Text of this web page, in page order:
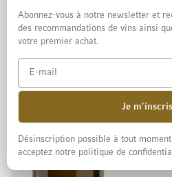
90%
Abonnez-vous à notre newsletter et
des recommandations de vins ainsi
votre premier achat.
Je m’inscris
Désinscription possible à tout
acceptez notre politique de